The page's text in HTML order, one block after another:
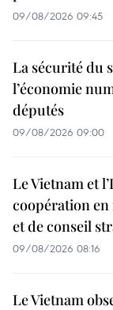
09/08/2026 09:45
La sécurité du
l’économie
députés
09/08/2026 09:00
Le Vietnam et
coopération
et de conseil
09/08/2026 08:16
Le Vietnam